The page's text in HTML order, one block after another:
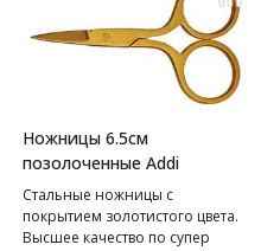
Ножницы 6.5см
позолоченные Addi
Стальные ножницы с
покрытием золотистого цвета.
Высшее качество по супер